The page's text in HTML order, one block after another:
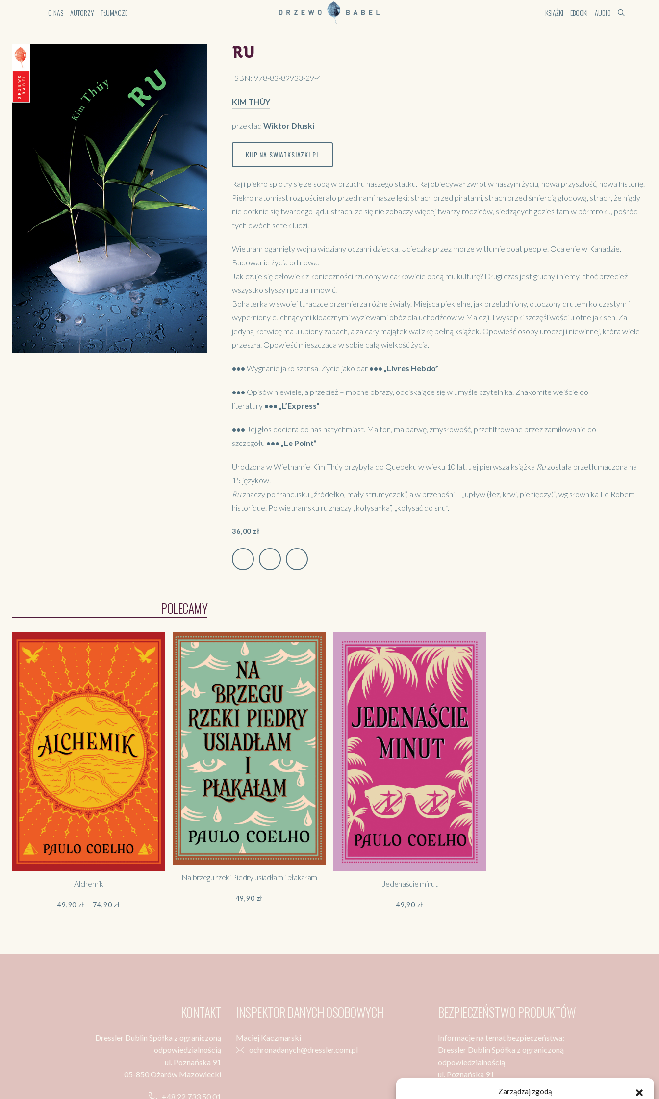
Zarządzaj zgodą
O NAS AUTORZY TŁUMACZE KSIĄŻKI EBOOKI AUDIO
RU
ISBN: 978-83-89933-29-4
KIM THÚY
przekład Wiktor Dłuski
KUP NA SWIATKSIAZKI.PL
Raj i piekło splotły się ze sobą w brzuchu naszego statku. Raj obiecywał zwrot w naszym życiu, nową przyszłość, nową historię.
Piekło natomiast rozpościerało przed nami nasze lęki: strach przed piratami, strach przed śmiercią głodową, strach, że nigdy
nie dotknie się twardego lądu, strach, że się nie zobaczy więcej twarzy rodziców, siedzących gdzieś tam w półmroku, pośród
tych dwóch setek ludzi.
Wietnam ogarnięty wojną widziany oczami dziecka. Ucieczka przez morze w tłumie boat people. Ocalenie w Kanadzie.
Budowanie życia od nowa.
Jak czuje się człowiek z konieczności rzucony w całkowicie obcą mu kulturę? Długi czas jest głuchy i niemy, choć przecież
wszystko słyszy i potrafi mówić.
Bohaterka w swojej tułaczce przemierza różne światy. Miejsca piekielne, jak przeludniony, otoczony drutem kolczastym i
wypełniony cuchnącymi kloacznymi wyziewami obóz dla uchodźców w Malezji. I wysepki szczęśliwości ulotne jak sen. Za
jedyną kotwicę ma ulubiony zapach, a za cały majątek walizkę pełną książek. Opowieść osoby uroczej i niewinnej, która wiele
przeszła. Opowieść mieszcząca w sobie całą wielkość życia.
••• Wygnanie jako szansa. Życie jako dar ••• „Livres Hebdo”
••• Opisów niewiele, a przecież – mocne obrazy, odciskające się w umyśle czytelnika. Znakomite wejście do
literatury ••• „L’Express”
••• Jej głos dociera do nas natychmiast. Ma ton, ma barwę, zmysłowość, przefiltrowane przez zamiłowanie do
szczegółu ••• „Le Point”
Urodzona w Wietnamie Kim Thúy przybyła do Quebeku w wieku 10 lat. Jej pierwsza książka Ruzostała przetłumaczona na
15 języków.
Ruznaczy po francusku „źródełko, mały strumyczek”, a w przenośni – „upływ (łez, krwi, pieniędzy)”, wg słownika Le Robert
historique. Po wietnamsku ru znaczy „kołysanka”, „kołysać do snu”.
36,00 zł
POLECAMY
Alchemik
49,90zł – 74,90zł
74,90 zł
Na brzegu rzeki Piedry usiadłam i płakałam
49,90 zł
Jedenaście minut
49,90 zł
KONTAKT
Dressler Dublin Spółka z ograniczoną
odpowiedzialnością
ul. Poznańska 91
05-850 Ożarów Mazowiecki
+48 22 733 50 01
INSPEKTOR DANYCH OSOBOWYCH
Maciej Kaczmarski
ochronadanych@dressler.com.pl
BEZPIECZEŃSTWO PRODUKTÓW
Informacje na temat bezpieczeństwa:
Dressler Dublin Spółka z ograniczoną
odpowiedzialnością
ul. Poznańska 91
05-850 Ożarów Mazowiecki